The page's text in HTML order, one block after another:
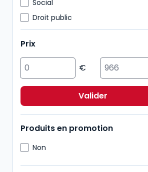
Social
Droit public
Fiscal
Immobilier
Multimatières
Pénal
Droit comptable
Environnement
Prix
Valider
Produits en promotion
Non